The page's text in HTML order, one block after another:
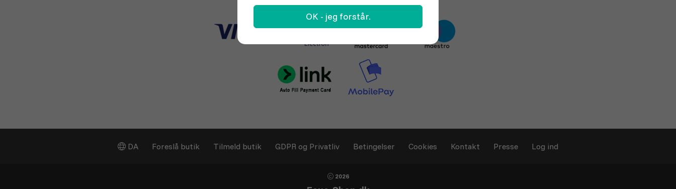
DA Foreslå butik Tilmeld butik GDPR og Privatliv Betingelser Cookies Kontakt Presse Log ind
2026
OK - jeg forstår.